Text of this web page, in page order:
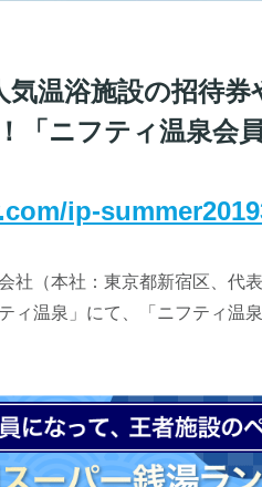
気温浴施設の招待
「ニフティ温泉会
ip-
社（本社：東京都新宿区、代
ィ温泉」にて、「ニフティ温